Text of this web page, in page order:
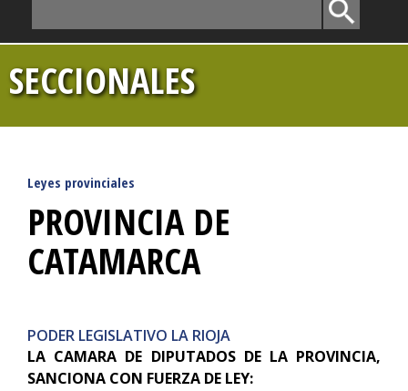
SECCIONALES
Leyes provinciales
PROVINCIA DE
CATAMARCA
PODER LEGISLATIVO LA RIOJA
LA CAMARA DE DIPUTADOS DE LA PROVINCIA,
SANCIONA CON FUERZA DE LEY: